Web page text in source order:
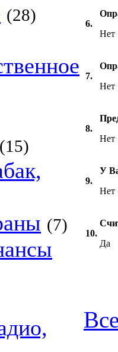
(28)
(15)
(7)
6.
Нет
7.
Нет
8.
Нет
9.
У
Нет
10.
Да